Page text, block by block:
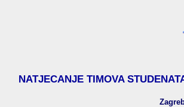
NATJECANJE TIMOVA